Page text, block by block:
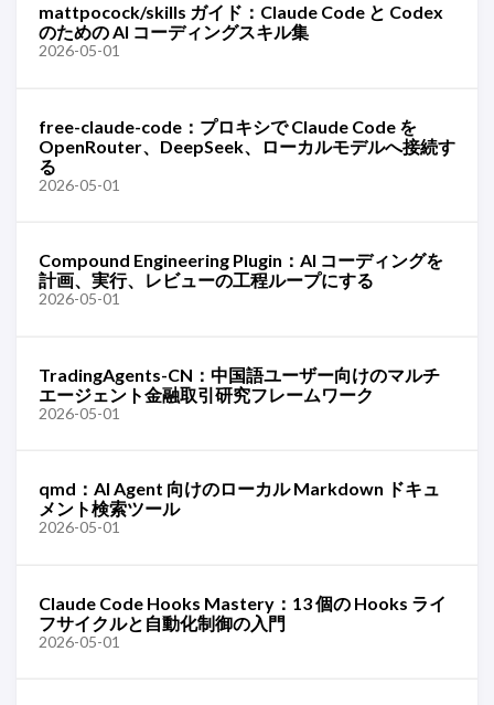
mattpocock/skills ガイド：Claude Code と Codex
のための AI コーディングスキル集
2026-05-01
free-claude-code：プロキシで Claude Code を
OpenRouter、DeepSeek、ローカルモデルへ接続す
る
2026-05-01
Compound Engineering Plugin：AI コーディングを
計画、実行、レビューの工程ループにする
2026-05-01
TradingAgents-CN：中国語ユーザー向けのマルチ
エージェント金融取引研究フレームワーク
2026-05-01
qmd：AI Agent 向けのローカル Markdown ドキュ
メント検索ツール
2026-05-01
Claude Code Hooks Mastery：13 個の Hooks ライ
フサイクルと自動化制御の入門
2026-05-01